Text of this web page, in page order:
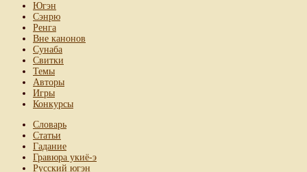
Югэн
Сэнрю
Ренга
Вне канонов
Сунаба
Свитки
Темы
Авторы
Игры
Конкурсы
Словарь
Статьи
Гадание
Гравюра укиё-э
Русский югэн